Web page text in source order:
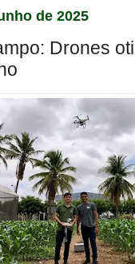
de 2025
Drones